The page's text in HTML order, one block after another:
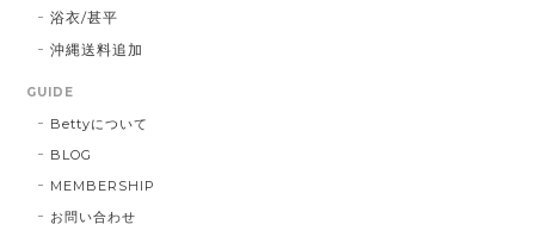
浴衣/甚平
沖縄送料追加
GUIDE
Bettyについて
BLOG
MEMBERSHIP
お問い合わせ